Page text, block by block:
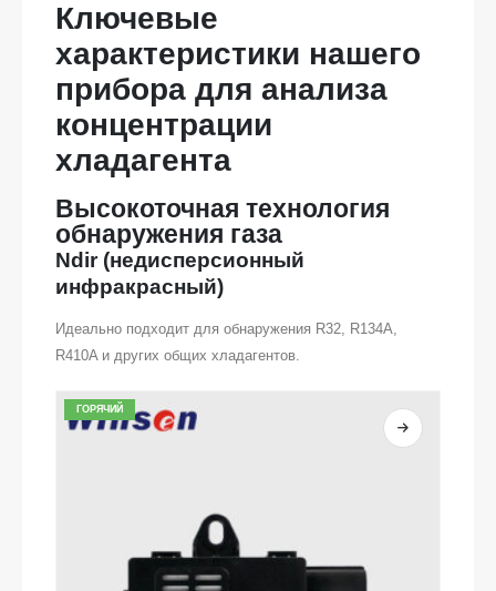
Ключевые
характеристики нашего
прибора для анализа
концентрации
хладагента
Высокоточная технология
обнаружения газа
Ndir (недисперсионный
инфракрасный)
Идеально подходит для обнаружения R32, R134A,
R410A и других общих хладагентов.
ГОРЯЧИЙ